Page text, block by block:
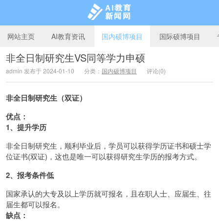
AI教育新闻网
网站主页 AI教育资讯 国内硕博项目 国际硕博项目
非全日制研究生VS同等学力申硕
admin 发布于 2024-01-10 分类： 国内硕博项目 评论(0)
非全日制研究生（双证）
优点：
1、提升学历
非全日制研究生，顺利毕业后，学员可以获得学历证书和硕士学
位证书(双证)，这也是唯一可以获得研究生学历的报考方式。
2、报考条件低
国家承认的大专及以上学历就可报名，且在职人士、应届生、往
届生都可以报名。
缺点：